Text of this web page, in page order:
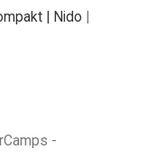
| Nido |
-